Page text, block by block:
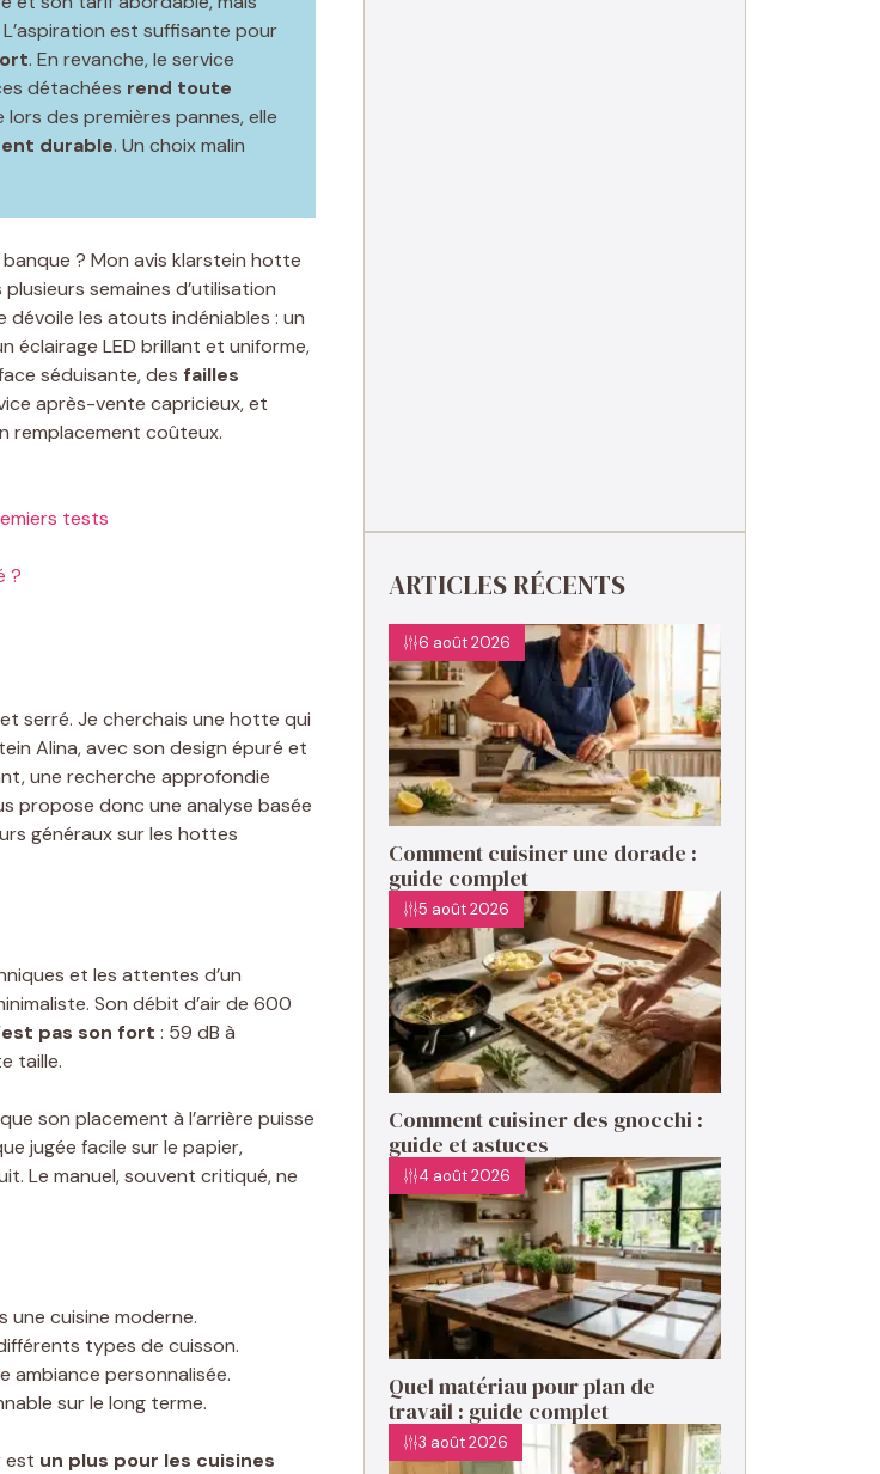
L’aspiration est suffisante pour
. En revanche, le service
détachées rend toute
des premières pannes, elle
durable. Un choix malin
? Mon avis klarstein hotte
semaines d’utilisation
dévoile les atouts indéniables : un
éclairage LED brillant et uniforme,
séduisante, des failles
après-vente capricieux, et
remplacement coûteux.
tests
?
serré. Je cherchais une hotte qui
Alina, avec son design épuré et
une recherche approfondie
propose donc une analyse basée
généraux sur les hottes
et les attentes d’un
Son débit d’air de 600
pas son fort : 59 dB à
taille.
son placement à l’arrière puisse
jugée facile sur le papier,
Le manuel, souvent critiqué, ne
une cuisine moderne.
types de cuisson.
ambiance personnalisée.
sur le long terme.
est un plus pour les cuisines
ARTICLES RÉCENTS
6 août 2026
Comment cuisiner une dorade :
guide complet
5 août 2026
Comment cuisiner des gnocchi :
guide et astuces
4 août 2026
Quel matériau pour plan de
travail : guide complet
3 août 2026